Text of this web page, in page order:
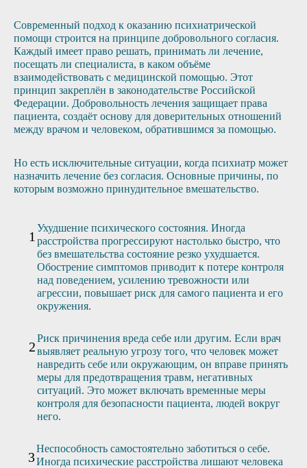
Современный подход к оказанию психиатрической
помощи строится на принципе добровольного согласия.
Каждый имеет право решать, принимать ли лечение,
посещать ли специалиста, в каком объёме
взаимодействовать с медицинской помощью. Этот
принцип закреплён в законодательстве Российской
Федерации. Добровольность лечения защищает права
пациента, создаёт основу для доверительных отношений
между врачом и человеком, обратившимся за помощью.
Но есть исключительные ситуации, когда психиатр может
назначить лечение без согласия. Основные причины, по
которым возможно принудительное вмешательство.
Ухудшение психического состояния. Иногда
расстройства прогрессируют настолько быстро, что
без вмешательства состояние резко ухудшается.
Обострение симптомов приводит к потере контроля
над поведением, усилению тревожности или
агрессии, повышает риск для самого пациента и его
окружения.
Риск причинения вреда себе или другим. Если врач
выявляет реальную угрозу того, что человек может
навредить себе или окружающим, он вправе принять
меры для предотвращения травм, негативных
ситуаций. Это может включать временные меры
контроля для безопасности пациента, людей вокруг
него.
Неспособность самостоятельно заботиться о себе.
Иногда психические расстройства лишают человека